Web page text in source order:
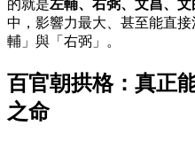
的就是左輔、右弼、文昌、
中，影響力最大、甚至能直
輔」與「右弼」。
百官朝拱格：真正
之命